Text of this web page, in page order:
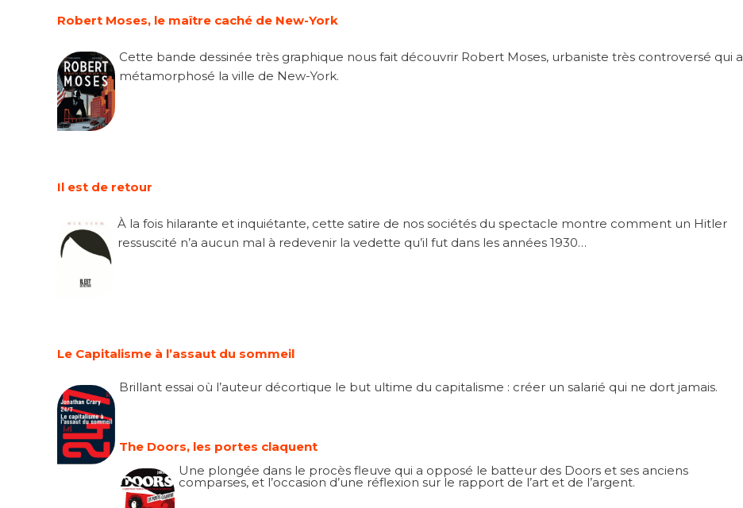
Robert Moses, le maître caché de New-York
Cette bande dessinée très graphique nous fait découvrir Robert Moses, urbaniste très controversé qui a
métamorphosé la ville de New-York.
Il est de retour
À la fois hilarante et inquiétante, cette satire de nos sociétés du spectacle montre comment un Hitler
ressuscité n’a aucun mal à redevenir la vedette qu’il fut dans les années 1930…
Le Capitalisme à l’assaut du sommeil
Brillant essai où l’auteur décortique le but ultime du capitalisme : créer un salarié qui ne dort jamais.
The Doors, les portes claquent
Une plongée dans le procès fleuve qui a opposé le batteur des Doors et ses anciens
comparses, et l’occasion d’une réflexion sur le rapport de l’art et de l’argent.